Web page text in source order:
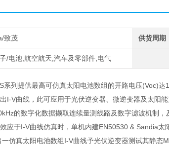
致茂 供货周期
/电池,航空航天,汽车及零部件,电气
系列提供最高可仿真太阳电池数组的开路电压(Voc)
I-V曲线，此可应用于光伏逆变器、微逆变器及太阳
的数字化数据撷取连续量测线路及数字滤波机制，
应于I-V曲线仿真时，单机内建EN50530 & Sandia太
一仿真太阳电池数组I-V曲线予光伏逆变器测试其静态